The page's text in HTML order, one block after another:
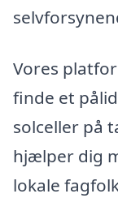
Vores
finde et
solceller på
hjælper dig
lokale